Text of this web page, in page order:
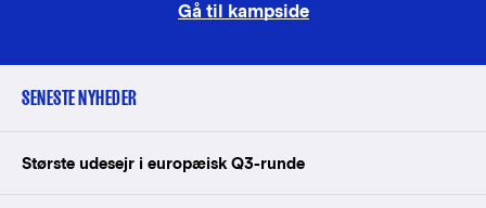
Gå til kampside
SENESTE NYHEDER
Største udesejr i europæisk Q3-runde